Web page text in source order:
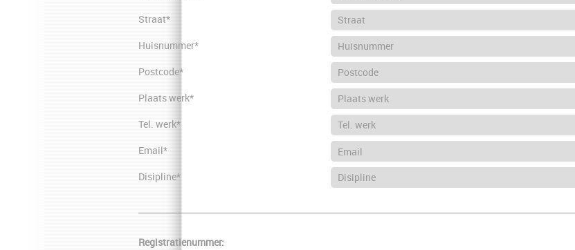
Straat*
Huisnummer*
Postcode*
Plaats werk*
Tel. werk*
Email*
Disipline*
Registratienummer: